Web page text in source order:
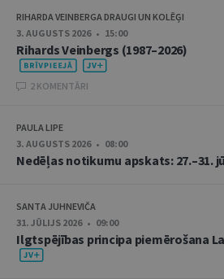
RIHARDA VEINBERGA DRAUGI UN KOLĒĢI
3. AUGUSTS 2026 • 15:00
Rihards Veinbergs (1987–2026)
2 KOMENTĀRI
PAULA LIPE
3. AUGUSTS 2026 • 08:00
Nedēļas notikumu apskats: 27.–31.
SANTA JUHNEVIČA
31. JŪLIJS 2026 • 09:00
Ilgtspējības principa piemērošana